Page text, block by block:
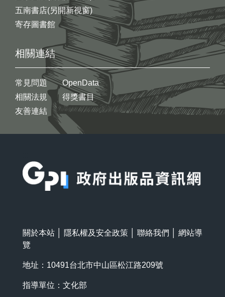
五南書店(另開新視窗)
寄存圖書館
相關連結
常見問題
相關法規
友善連結
OpenData
得獎書目
關於本站 隱私權及安全政策 聯絡我們
網站導
覽
地址：10491台北市中山區松江路209號
指導單位：文化部